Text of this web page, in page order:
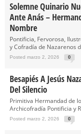
Solemne Quinario
Ante Anás –
Nombre
Pontificia, Fervorosa,
y Cofradía de Nazarenos
Posted marzo 2, 2026 0
Besapiés A Jesús
Del Silencio
Primitiva Hermandad de
Archicofradía Pontificia y
Posted marzo 2, 2026 0